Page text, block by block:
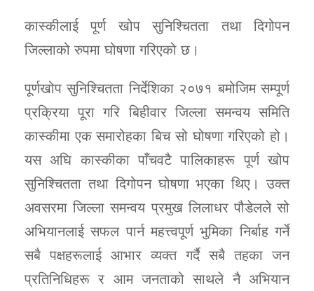
कास्कीलाई पूर्ण खोप सुनिश्चितता तथा दिगोपन
जिल्लाको रुपमा घोषणा गरिएको छ।
पूर्णखोप सुनिश्चितता निर्देशिका २०७१ बमोजिम सम्पूर्ण
प्रक्रिया पूरा गरि बिहीवार जिल्ला समन्वय समिति
कास्कीमा एक समारोहका बिच सो घोषणा गरिएको हो।
यस अघि कास्कीका पाँचवटै पालिकाहरू पूर्ण खोप
सुनिश्चितता तथा दिगोपन घोषणा भएका थिए। उक्त
अवसरमा जिल्ला समन्वय प्रमुख लिलाधर पौडेलले सो
अभियानलाई सफल पार्न महत्त्वपूर्ण भुमिका निर्बाह गर्ने
सबै पक्षहरूलाई आभार व्यक्त गर्दै सबै तहका जन
प्रतिनिधिहरू र आम जनताको साथले नै अभियान